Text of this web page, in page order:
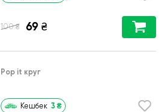
100 ₴ 69 ₴
Pop it круг
Кешбек 3 ₴